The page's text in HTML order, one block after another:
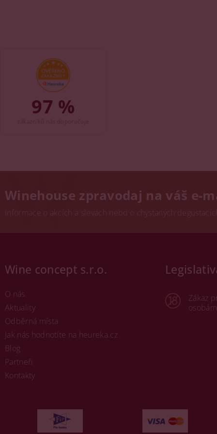
97 %
Winehouse zpravodaj na váš e-
Informace o akcích a slevách nebo o chystaných
Wine concept s.r.o.
O nás
Aktuality
Odběrná místa
Jak nás hodnotíte na heureka.cz
Blog
Partneři
Kontakty
Zákaz